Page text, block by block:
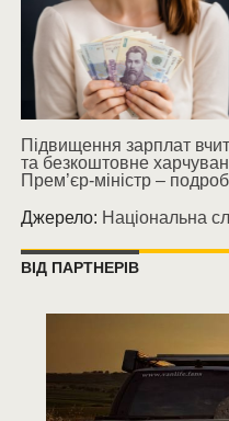
Підвищення зарплат
та безкоштовне
Прем’єр-міністр –
Джерело: Національна
ВІД ПАРТНЕРІВ